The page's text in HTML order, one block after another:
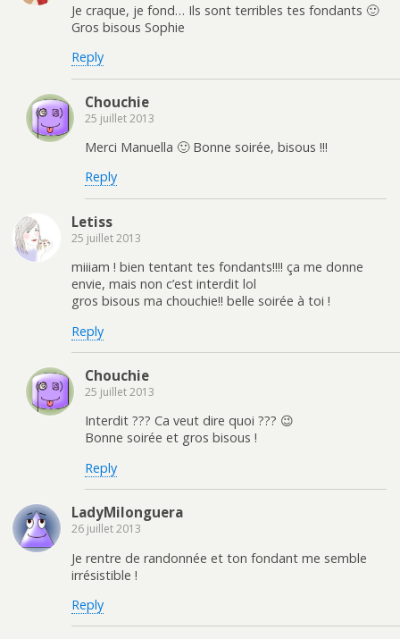
Je craque, je fond… Ils sont terribles tes fondants 🙂
Gros bisous Sophie
Reply
Chouchie
25 juillet 2013
Merci Manuella 🙂 Bonne soirée, bisous !!!
Reply
Letiss
25 juillet 2013
miiiam ! bien tentant tes fondants!!!! ça me donne
envie, mais non c’est interdit lol
gros bisous ma chouchie!! belle soirée à toi !
Reply
Chouchie
25 juillet 2013
Interdit ??? Ca veut dire quoi ??? 😉
Bonne soirée et gros bisous !
Reply
LadyMilonguera
26 juillet 2013
Je rentre de randonnée et ton fondant me semble
irrésistible !
Reply